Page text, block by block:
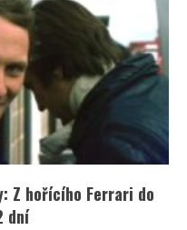
Z hořícího Ferrari do
dní